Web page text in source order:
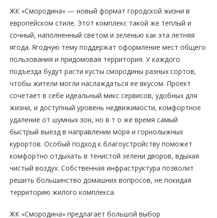
ЖК «Смородина» — новый формат городской жизни в
европейском стиле. Этот комплекс такой же теплый и
сочный, наполненный светом и зеленью как эта летняя
ягода. Ягодную тему поддержат оформление мест общего
пользования и придомовая территория. У каждого
подъезда будут расти кусты смородины разных сортов,
чтобы жители могли наслаждаться ее вкусом. Проект
сочетает в себе идеальный микс сервисов, удобных для
жизни, и доступный уровень недвижимости, комфортное
удаление от шумных зон, но в т о же время самый
быстрый выезд в направлении моря и горнолыжных
курортов. Особый подход к благоустройству поможет
комфортно отдыхать в тенистой зелени дворов, вдыхая
чистый воздух. Собственная инфраструктура позволит
решить большинство домашних вопросов, не покидая
территорию жилого комплекса.
ЖК «Смородина» предлагает большой выбор